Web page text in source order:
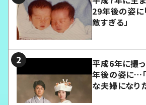
29年後の姿に
敵すぎる」
平成6年に撮
年後の姿に…
な夫婦になり